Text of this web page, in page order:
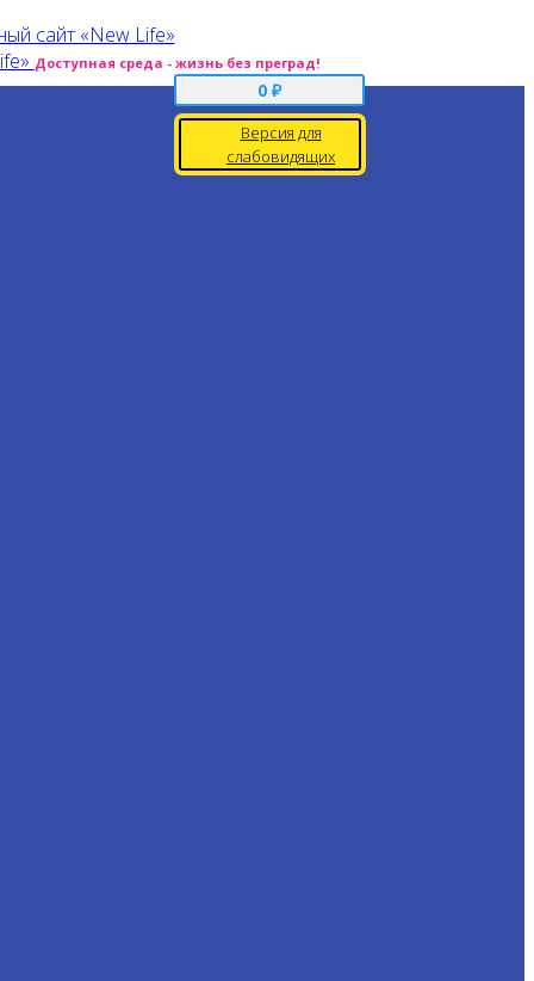
Доступная среда - жизнь без преград!
0 ₽
Версия для
слабовидящих